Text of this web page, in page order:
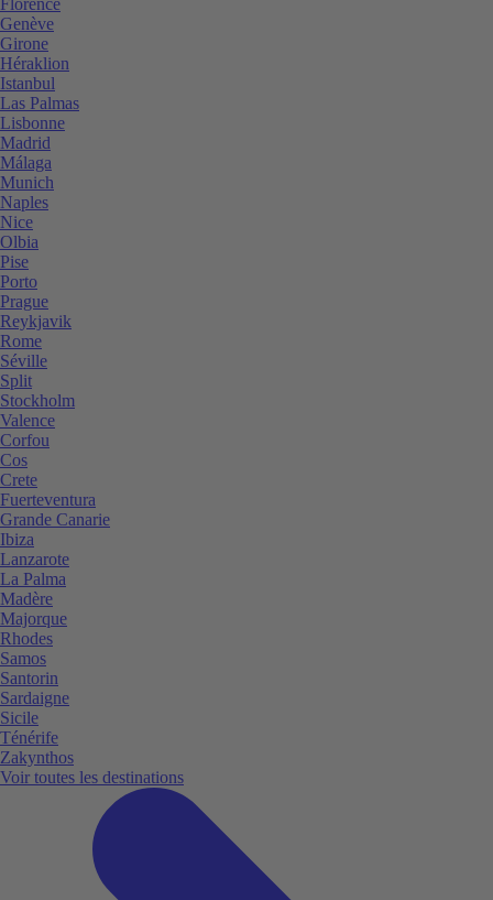
Genève
Girone
Héraklion
Istanbul
Las Palmas
Lisbonne
Madrid
Málaga
Munich
Naples
Nice
Olbia
Pise
Porto
Prague
Reykjavik
Rome
Séville
Split
Stockholm
Valence
Corfou
Cos
Crete
Fuerteventura
Grande Canarie
Ibiza
Lanzarote
La Palma
Madère
Majorque
Rhodes
Samos
Santorin
Sardaigne
Sicile
Ténérife
Zakynthos
Voir toutes les destinations